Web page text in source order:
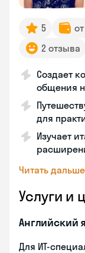
5
2 отзыва
Создает
общения
для
Изучает
Читать дальше
Услуги и
Английский
Для ИТ-